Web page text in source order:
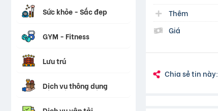
Sức khỏe - Sắc đẹp
GYM - Fitness
Lưu trú
Dịch vụ thông dụng
Thêm
Giá
Chia sẻ tin này: